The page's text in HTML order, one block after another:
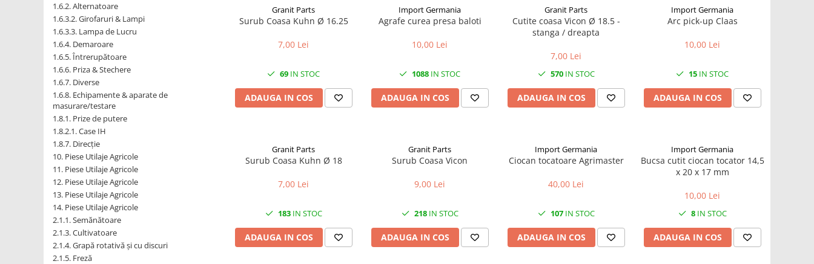
1.5.5. Pistoane & camasi piston
1.5.6. Răcire
1.5.7. Filtre
1.5.8. Esapamente
1.5.9. Chiulasa si supape
1.5.10. Distributie si accesorii
1.6. Electrice
1.6.1. Acumulatori
1.6.2. Alternatoare
1.6.3. Instalații de Iluminat
1.6.2. Alternatoare
1.6.3.2. Girofaruri & Lampi
1.6.3.3. Lampa de Lucru
1.6.4. Demaroare
1.6.5. Întrerupătoare
1.6.6. Priza & Stechere
1.6.7. Diverse
1.6.8. Echipamente & aparate de
masurare/testare
1.8.1. Prize de putere
1.8.2.1. Case IH
1.8.7. Direcție
10. Piese Utilaje Agricole
11. Piese Utilaje Agricole
12. Piese Utilaje Agricole
13. Piese Utilaje Agricole
14. Piese Utilaje Agricole
2.1.1. Semănătoare
2.1.3. Cultivatoare
2.1.4. Grapă rotativă și cu discuri
2.1.5. Freză
Granit Parts
Surub Coasa Kuhn Ø 16.25
7,00 Lei
69 IN STOC
ADAUGA IN COS
Import Germania
Agrafe curea presa baloti
10,00 Lei
1088 IN STOC
ADAUGA IN COS
Granit Parts
Cutite coasa Vicon Ø 18.5 -
stanga / dreapta
7,00 Lei
570IN STOC
ADAUGA IN COS
Import Germania
Arc pick-up Claas
10,00 Lei
15 IN STOC
ADAUGA IN COS
Granit Parts
Surub Coasa Kuhn Ø 18
7,00 Lei
183IN STOC
ADAUGA IN COS
Granit Parts
Surub Coasa Vicon
9,00 Lei
218IN STOC
ADAUGA IN COS
Import Germania
Ciocan tocatoare Agrimaster
40,00 Lei
107IN STOC
ADAUGA IN COS
Import Germania
Bucsa cutit ciocan tocator 14,5
x 20 x 17 mm
10,00 Lei
8IN STOC
ADAUGA IN COS